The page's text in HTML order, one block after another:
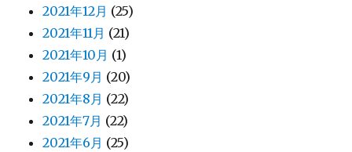
2021年12月 (25)
2021年11月 (21)
2021年10月 (1)
2021年9月 (20)
2021年8月 (22)
2021年7月 (22)
2021年6月 (25)